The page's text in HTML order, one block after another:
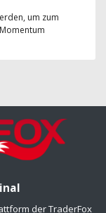
um zum
der TraderFox